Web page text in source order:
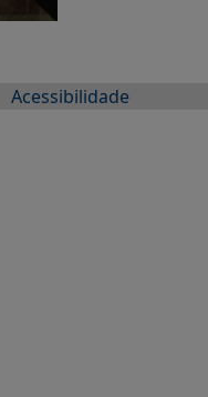
Acessibilidade